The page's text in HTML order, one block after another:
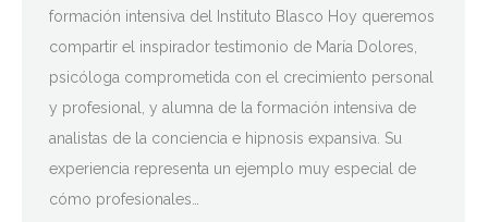
formación intensiva del Instituto Blasco Hoy queremos
compartir el inspirador testimonio de María Dolores,
psicóloga comprometida con el crecimiento personal
y profesional, y alumna de la formación intensiva de
analistas de la conciencia e hipnosis expansiva. Su
experiencia representa un ejemplo muy especial de
cómo profesionales…